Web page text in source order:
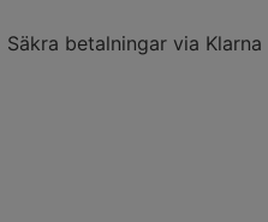
Säkra betalningar via Klarna